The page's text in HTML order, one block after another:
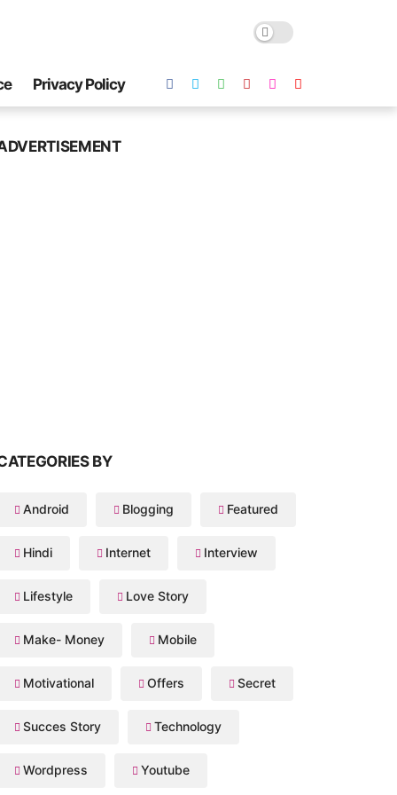
Privacy Policy
BY
Android Blogging Featured
Hindi Internet Interview
Lifestyle Love Story
Make- Money Mobile
Motivational Offers Secret
Succes Story Technology
Wordpress Youtube